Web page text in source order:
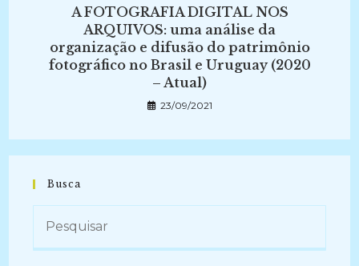
A FOTOGRAFIA DIGITAL NOS
ARQUIVOS: uma análise da
organização e difusão do patrimônio
fotográfico no Brasil e Uruguay (2020
– Atual)
23/09/2021
Busca